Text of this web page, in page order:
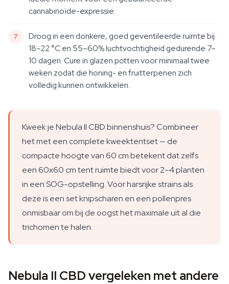
cannabinoïde-expressie.
Droog in een donkere, goed geventileerde ruimte bij
18–22 °C en 55–60% luchtvochtigheid gedurende 7–
10 dagen. Cure in glazen potten voor minimaal twee
weken zodat die honing- en fruitterpenen zich
volledig kunnen ontwikkelen.
Kweek je Nebula II CBD binnenshuis? Combineer
het met een complete kweektentset — de
compacte hoogte van 60 cm betekent dat zelfs
een 60x60 cm tent ruimte biedt voor 2–4 planten
in een SOG-opstelling. Voor harsrijke strains als
deze is een set knipscharen en een pollenpres
onmisbaar om bij de oogst het maximale uit al die
trichomen te halen.
Nebula II CBD vergeleken met andere